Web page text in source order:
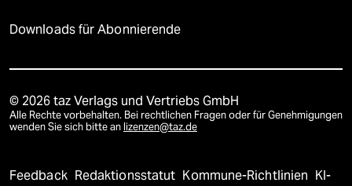
Downloads für Abonnierende
© 2026 taz Verlags und Vertriebs GmbH
Alle Rechte vorbehalten. Bei rechtlichen Fragen oder für Genehmigungen
wenden Sie sich bitte an lizenzen@taz.de
Feedback Redaktionsstatut Kommune-Richtlinien KI-